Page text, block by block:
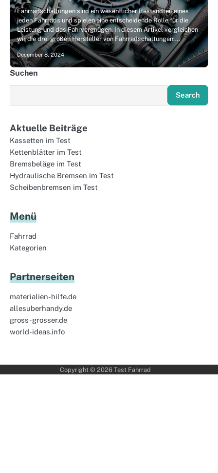
Fahrradschaltungen sind ein wesentlicher Bestandteil eines
jeden Fahrrads und spielen eine entscheidende Rolle für die
Leistung und das Fahrvergnügen. In diesem Artikel vergleichen
wir die drei großen Hersteller von Fahrradschaltungen:…
December 8, 2024
Suchen
Search
Aktuelle Beiträge
Kassetten im Test
Kettenblätter im Test
Bremsbeläge im Test
Hydraulische Bremsen im Test
Scheibenbremsen im Test
Menü
Fahrrad
Kategorien
Partnerseiten
materialien-hilfe.de
allesuberhandy.de
gross-grosser.de
world-ideas.info
Copyright © 2026 Test Fahrrad